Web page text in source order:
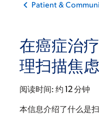
Patient &
在癌症治
理扫描焦
阅读时间: 约 12 分钟
本信息介绍了什么是